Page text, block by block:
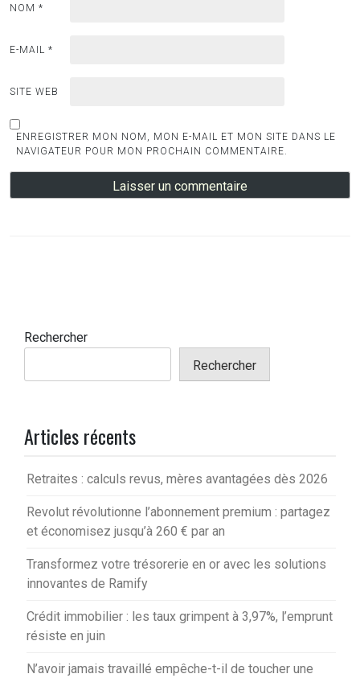
NOM *
E-MAIL *
SITE WEB
ENREGISTRER MON NOM, MON E-MAIL ET MON SITE DANS LE
NAVIGATEUR POUR MON PROCHAIN COMMENTAIRE.
Rechercher
Rechercher
Articles récents
Retraites : calculs revus, mères avantagées dès 2026
Revolut révolutionne l’abonnement premium : partagez
et économisez jusqu’à 260 € par an
Transformez votre trésorerie en or avec les solutions
innovantes de Ramify
Crédit immobilier : les taux grimpent à 3,97%, l’emprunt
résiste en juin
N’avoir jamais travaillé empêche-t-il de toucher une